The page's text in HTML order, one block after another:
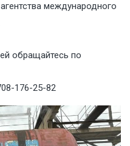
международного
обращайтесь по
176-25-82